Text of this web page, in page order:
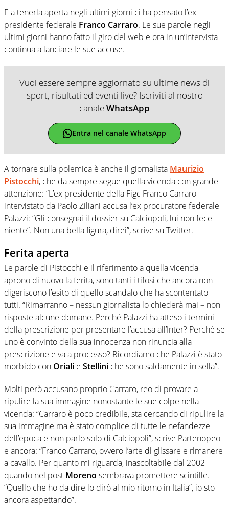
E a tenerla aperta negli ultimi giorni ci ha pensato l’ex
presidente federale Franco Carraro. Le sue parole negli
ultimi giorni hanno fatto il giro del web e ora in un’intervista
continua a lanciare le sue accuse.
Vuoi essere sempre aggiornato su ultime news di
sport, risultati ed eventi live? Iscriviti al nostro
canaleWhatsApp
Entra nel canale WhatsApp
A tornare sulla polemica è anche il giornalista Maurizio
Pistocchi, che da sempre segue quella vicenda con grande
attenzione: “L’ex presidente della Figc Franco Carraro
intervistato da Paolo Ziliani accusa l’ex procuratore federale
Palazzi: “Gli consegnai il dossier su Calciopoli, lui non fece
niente”. Non una bella figura, direi”, scrive su Twitter.
Ferita aperta
Le parole di Pistocchi e il riferimento a quella vicenda
aprono di nuovo la ferita, sono tanti i tifosi che ancora non
digeriscono l’esito di quello scandalo che ha scontentato
tutti. “Rimarranno – nessun giornalista lo chiederà mai – non
risposte alcune domane. Perché Palazzi ha atteso i termini
della prescrizione per presentare l’accusa all’Inter? Perché se
uno è convinto della sua innocenza non rinuncia alla
prescrizione e va a processo? Ricordiamo che Palazzi è stato
morbido con Oriali e Stellini che sono saldamente in sella”.
Molti però accusano proprio Carraro, reo di provare a
ripulire la sua immagine nonostante le sue colpe nella
vicenda: “Carraro è poco credibile, sta cercando di ripulire la
sua immagine ma è stato complice di tutte le nefandezze
dell’epoca e non parlo solo di Calciopoli”, scrive Partenopeo
e ancora: “Franco Carraro, ovvero l’arte di glissare e rimanere
a cavallo. Per quanto mi riguarda, inascoltabile dal 2002
quando nel post Moreno sembrava promettere scintille.
“Quello che ho da dire lo dirò al mio ritorno in Italia”, io sto
ancora aspettando”.